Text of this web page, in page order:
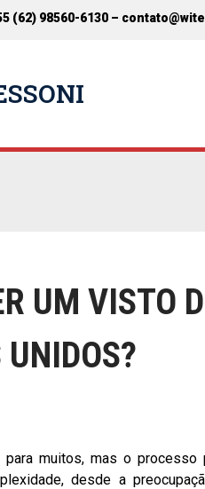
(62) 98560-6130 –
UM VISTO
muitos, mas o processo
desde a